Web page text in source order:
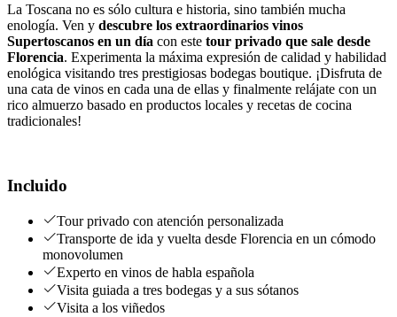
La Toscana no es sólo cultura e historia, sino también mucha
enología. Ven y descubre los extraordinarios vinos
Supertoscanos en un día con este tour privado que sale desde
Florencia. Experimenta la máxima expresión de calidad y habilidad
enológica visitando tres prestigiosas bodegas boutique. ¡Disfruta de
una cata de vinos en cada una de ellas y finalmente relájate con un
rico almuerzo basado en productos locales y recetas de cocina
tradicionales!
Incluido
Tour privado con atención personalizada
Transporte de ida y vuelta desde Florencia en un cómodo
monovolumen
Experto en vinos de habla española
Visita guiada a tres bodegas y a sus sótanos
Visita a los viñedos